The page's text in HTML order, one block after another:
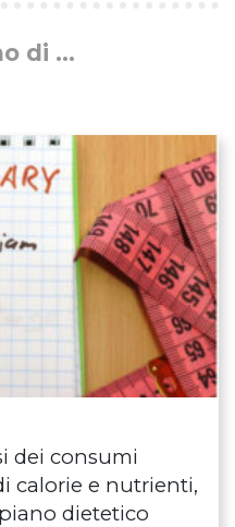
di ...
dei consumi
calorie e nutrienti,
dietetico